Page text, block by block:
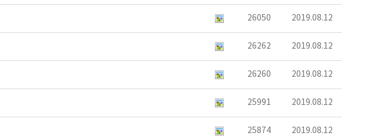
26050 2019.08.12
26262 2019.08.12
26260 2019.08.12
25991 2019.08.12
25874 2019.08.12